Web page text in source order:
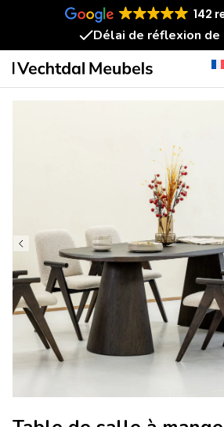
142
Délai de réflexion de